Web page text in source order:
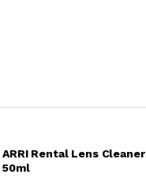
ARRI Rental Lens Cleaner
50ml